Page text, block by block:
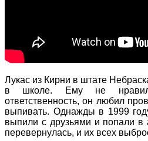
Лукас из Кирни в штате
в школе. Ему не
ответственность, он любил
выпивать. Однажды в 1999
выпили с друзьями и попали в
перевернулась, и их всех